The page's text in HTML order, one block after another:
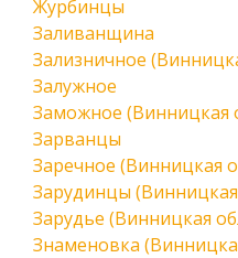
Журбинцы
Заливанщина
Зализничное
Залужное
Заможное (Винницкая
Зарванцы
Заречное (Винницкая
Зарудинцы (Винницкая
Зарудье (Винницкая
Знаменовка